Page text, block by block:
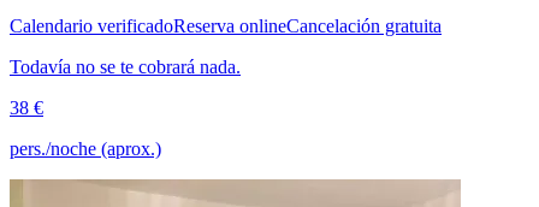
Calendario verificadoReserva onlineCancelación gratuita
Todavía no se te cobrará nada.
38 €
pers./noche (aprox.)